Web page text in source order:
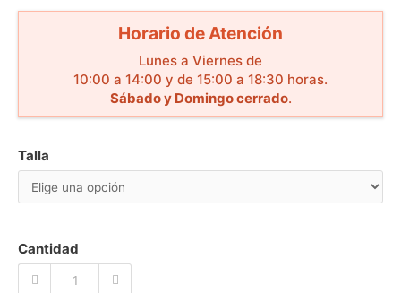
Horario de Atención
Lunes a Viernes de
10:00 a 14:00 y de 15:00 a 18:30 horas.
Sábado y Domingo cerrado.
Talla
Cantidad